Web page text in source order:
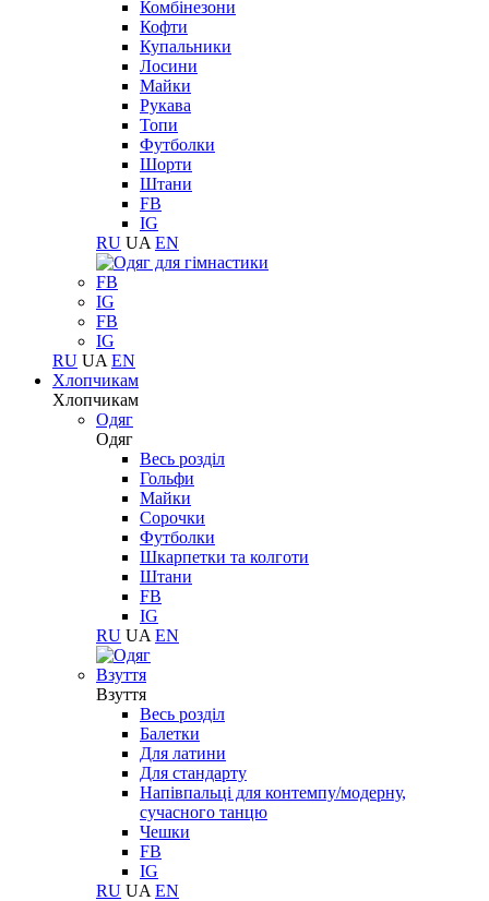
Комбінезони
Кофти
Купальники
Лосини
Майки
Рукава
Топи
Футболки
Шорти
Штани
FB
IG
RU UA EN
FB
IG
FB
IG
RU UA EN
Хлопчикам
Хлопчикам
Одяг
Одяг
Весь розділ
Гольфи
Майки
Сорочки
Футболки
Шкарпетки та колготи
Штани
FB
IG
RU UA EN
Взуття
Взуття
Весь розділ
Балетки
Для латини
Для стандарту
Напівпальці для контемпу/модерну,
сучасного танцю
Чешки
FB
IG
RU UA EN